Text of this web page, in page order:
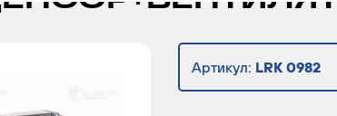
Артикул: LRK 0982